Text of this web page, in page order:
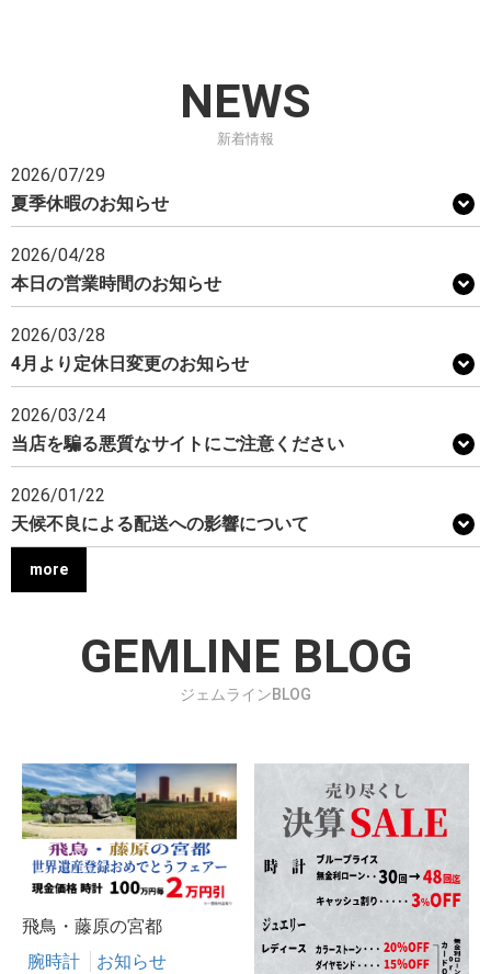
NEWS
新着情報
2026/07/29
夏季休暇のお知らせ
2026/04/28
本日の営業時間のお知らせ
2026/03/28
4月より定休日変更のお知らせ
2026/03/24
当店を騙る悪質なサイトにご注意ください
2026/01/22
天候不良による配送への影響について
more
GEMLINE BLOG
ジェムラインBLOG
飛鳥・藤原の宮都
腕時計
お知らせ